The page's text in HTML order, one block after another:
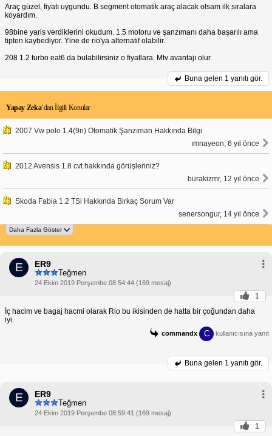
Araç güzel, fiyatı uygundu. B segment otomatik araç alacak olsam ilk sıralara
koyardım.
98bine yaris verdiklerini okudum. 1.5 motoru ve şanzımanı daha başarılı ama
tipten kaybediyor. Yine de rio'ya alternatif olabilir.
208 1.2 turbo eat6 da bulabilirsiniz o fiyatlara. Mtv avantajı olur.
Buna gelen 1 yanıtı gör.
Yapay Zeka’dan İlgili Konular
2007 Vw polo 1.4(9n) Otomatik Şanzıman Hakkında Bilgi
ımnayeon, 6 yıl önce
2012 Avensis 1.8 cvt hakkında görüşleriniz?
burakizmr, 12 yıl önce
Skoda Fabia 1.2 TSi Hakkında Birkaç Sorum Var
senersongur, 14 yıl önce
E ER9
Teğmen
24 Ekim 2019 Perşembe 08:54:44 (169 mesaj)
1
İç hacim ve bagaj hacmi olarak Rio bu ikisinden de hatta bir çoğundan daha
iyi.
commandx C kullanıcısına yanıt
Buna gelen 1 yanıtı gör.
E ER9
Teğmen
24 Ekim 2019 Perşembe 08:59:41 (169 mesaj)
1